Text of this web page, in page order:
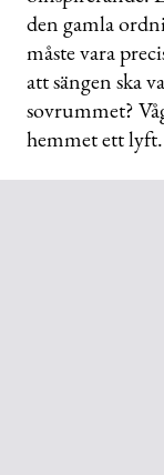
den gamla
måste vara
att sängen ska
sovrummet?
hemmet ett lyft.